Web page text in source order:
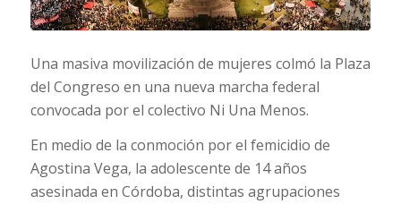
Una masiva movilización de mujeres colmó la Plaza
del Congreso en una nueva marcha federal
convocada por el colectivo Ni Una Menos.
En medio de la conmoción por el femicidio de
Agostina Vega, la adolescente de 14 años
asesinada en Córdoba, distintas agrupaciones